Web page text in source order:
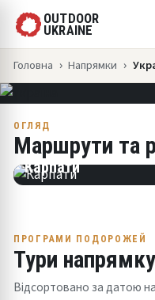
OUTDOOR
UKRAINE
Головна Напрямки
УКРАЇНА
🥾 64 ТУРИ 💪
ОГЛЯД
Маршрути та
Карпати
Крим
ПРОГРАМИ ПОДОРОЖЕЙ
Тури напрямку
Відсортовано за датою
КАРПАТИ